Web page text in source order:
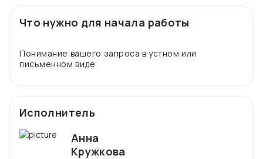
Что нужно для начала работы
Понимание вашего запроса в устном или
Исполнитель
Анна
Кружкова